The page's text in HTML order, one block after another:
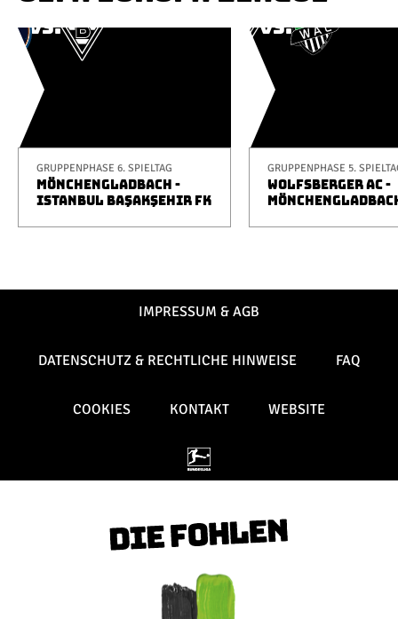
GRUPPENPHASE 6. SPIELTAG
MÖNCHENGLADBACH -
ISTANBUL BAŞAKŞEHIR FK
GRUPPENPHASE 5.
WOLFSBERGER AC -
IMPRESSUM & AGB
DATENSCHUTZ & RECHTLICHE HINWEISE FAQ
COOKIES KONTAKT WEBSITE